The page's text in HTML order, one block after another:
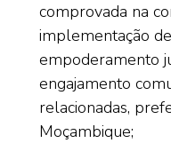
comprovada na
implementação
empoderamento
engajamento
relacionadas,
Moçambique;